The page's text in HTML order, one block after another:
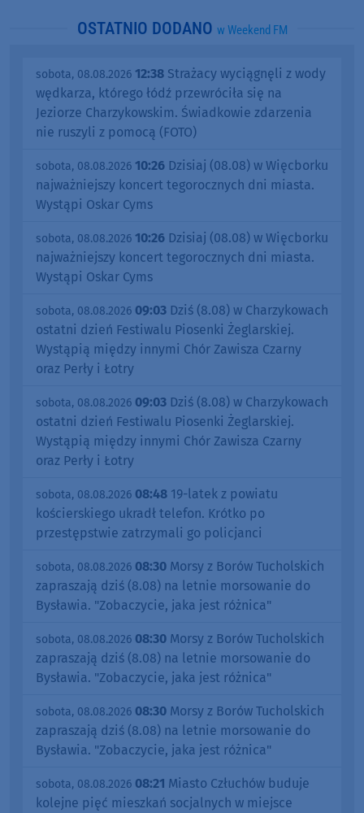
OSTATNIO DODANO w Weekend FM
sobota, 08.08.2026 12:38 Strażacy wyciągnęli z wody
wędkarza, którego łódź przewróciła się na
Jeziorze Charzykowskim. Świadkowie zdarzenia
nie ruszyli z pomocą (FOTO)
sobota, 08.08.2026 10:26 Dzisiaj (08.08) w Więcborku
najważniejszy koncert tegorocznych dni miasta.
Wystąpi Oskar Cyms
sobota, 08.08.2026 10:26 Dzisiaj (08.08) w Więcborku
najważniejszy koncert tegorocznych dni miasta.
Wystąpi Oskar Cyms
sobota, 08.08.2026 09:03 Dziś (8.08) w Charzykowach
ostatni dzień Festiwalu Piosenki Żeglarskiej.
Wystąpią między innymi Chór Zawisza Czarny
oraz Perły i Łotry
sobota, 08.08.2026 09:03 Dziś (8.08) w Charzykowach
ostatni dzień Festiwalu Piosenki Żeglarskiej.
Wystąpią między innymi Chór Zawisza Czarny
oraz Perły i Łotry
sobota, 08.08.2026 08:48 19-latek z powiatu
kościerskiego ukradł telefon. Krótko po
przestępstwie zatrzymali go policjanci
sobota, 08.08.2026 08:30 Morsy z Borów Tucholskich
zapraszają dziś (8.08) na letnie morsowanie do
Bysławia. "Zobaczycie, jaka jest różnica"
sobota, 08.08.2026 08:30 Morsy z Borów Tucholskich
zapraszają dziś (8.08) na letnie morsowanie do
Bysławia. "Zobaczycie, jaka jest różnica"
sobota, 08.08.2026 08:30 Morsy z Borów Tucholskich
zapraszają dziś (8.08) na letnie morsowanie do
Bysławia. "Zobaczycie, jaka jest różnica"
sobota, 08.08.2026 08:21 Miasto Człuchów buduje
kolejne pięć mieszkań socjalnych w miejsce